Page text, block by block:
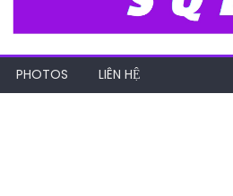
PHOTOS LIÊN HỆ